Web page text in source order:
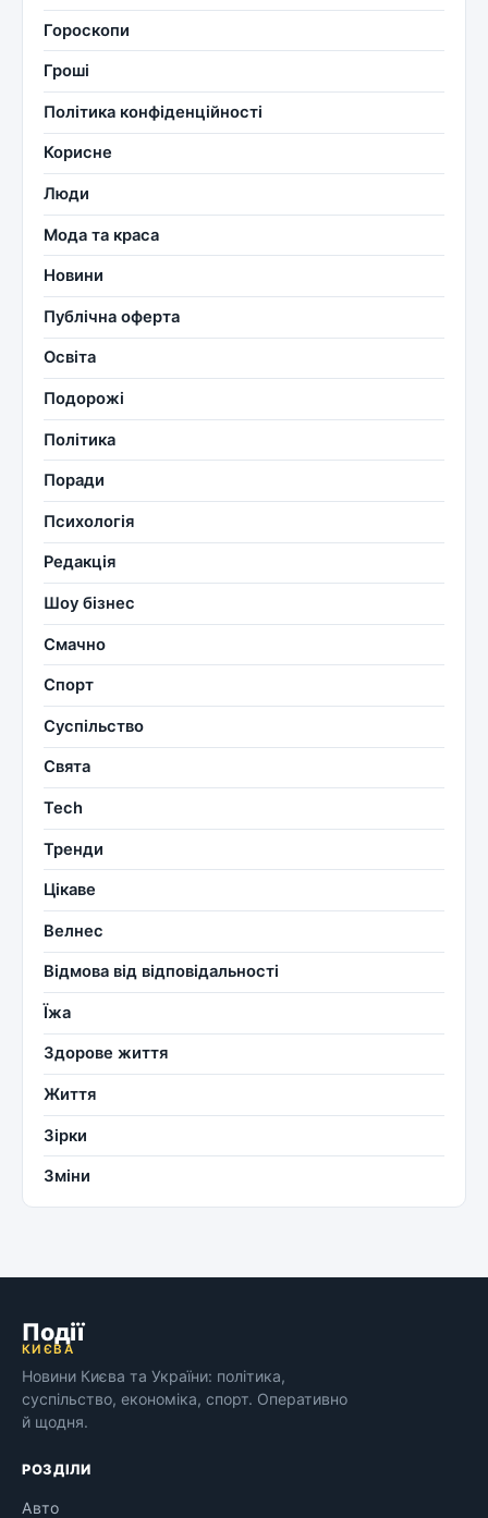
Гороскопи
Гроші
Політика конфіденційності
Корисне
Люди
Мода та краса
Новини
Публічна оферта
Освіта
Подорожі
Політика
Поради
Психологія
Редакція
Шоу бізнес
Смачно
Спорт
Суспільство
Свята
Tech
Тренди
Цікаве
Велнес
Відмова від відповідальності
Їжа
Здорове життя
Життя
Зірки
Зміни
Події
КИЄВА
Новини Києва та України: політика,
суспільство, економіка, спорт. Оперативно
й щодня.
РОЗДІЛИ
Авто